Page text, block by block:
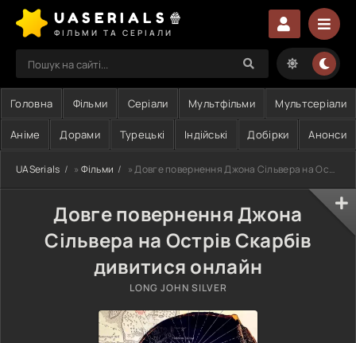
UASERIALS🍿
ФІЛЬМИ ТА СЕРІАЛИ
Головна Фільми Серіали Мультфільми Мультсеріали
Аніме Дорами Турецькі Індійські Добірки Анонси
UASerials » Фільми » Довге повернення Джона Сільвера на Острів Скарбів
Довге повернення Джона
Сільвера на Острів Скарбів
дивитися онлайн
LONG JOHN SILVER